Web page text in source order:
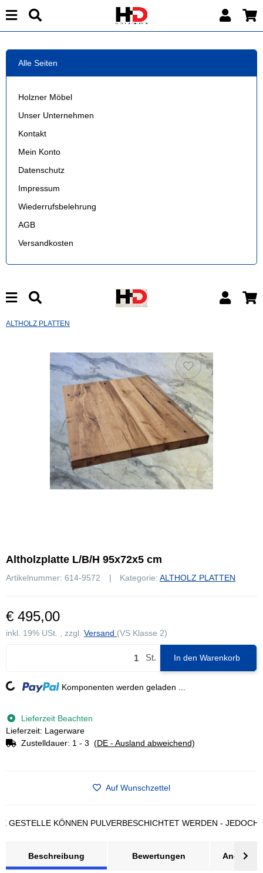
Alle Seiten
Holzner Möbel
Unser Unternehmen
Kontakt
Mein Konto
Datenschutz
Impressum
Wiederrufsbelehrung
AGB
Versandkosten
ALTHOLZ PLATTEN
Altholzplatte L/B/H 95x72x5 cm
Artikelnummer: 614-9572 Kategorie: ALTHOLZ PLATTEN
€ 495,00
inkl. 19% USt. , zzgl. Versand (VS Klasse 2)
St. In den Warenkorb
Loading... Komponenten werden geladen ...
Lieferzeit Beachten
Lieferzeit: Lagerware
Zustelldauer: 1 - 3 (DE - Ausland abweichend)
Auf Wunschzettel
KÖNNEN PULVERBESCHICHTET WERDEN - JEDOCH
Beschreibung Bewertungen Angebot